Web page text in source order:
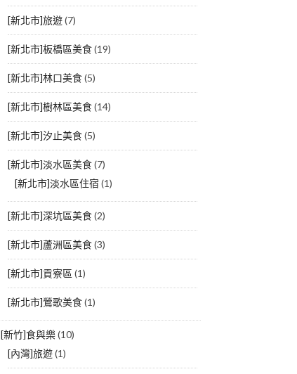
[新北市]旅遊(7)
[新北市]板橋區美食(19)
[新北市]林口美食(5)
[新北市]樹林區美食(14)
[新北市]汐止美食(5)
[新北市]淡水區美食(7)
[新北市]淡水區住宿 (1)
[新北市]深坑區美食(2)
[新北市]蘆洲區美食(3)
[新北市]貢寮區 (1)
[新北市]鶯歌美食(1)
[新竹]食與樂(10)
[內灣]旅遊(1)